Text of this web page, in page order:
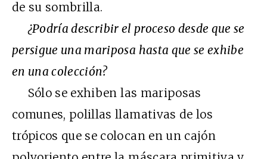
de su sombrilla.
¿Podría describir el proceso desde que se
persigue una mariposa hasta que se exhibe
en una colección?
Sólo se exhiben las mariposas
comunes, polillas llamativas de los
trópicos que se colocan en un cajón